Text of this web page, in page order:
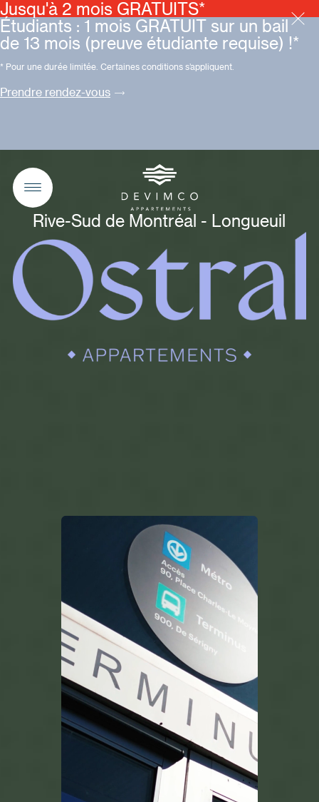
Jusqu'à 2 mois GRATUITS*
Étudiants : 1 mois GRATUIT sur un bail
de 13 mois (preuve étudiante requise) !*
* Pour une durée limitée. Certaines conditions s’appliquent.
Prendre rendez-vous
Rive-Sud de Montréal - Longueuil